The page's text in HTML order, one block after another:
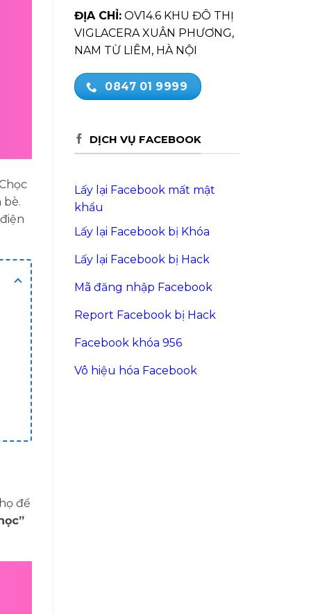
để
ĐỊA CHỈ: OV14.6 KHU ĐÔ THỊ
VIGLACERA XUÂN PHƯƠNG,
NAM TỪ LIÊM, HÀ NỘI
0847 01 9999
DỊCH VỤ FACEBOOK
Lấy lại Facebook mất mật
khẩu
Lấy lại Facebook bị Khóa
Lấy lại Facebook bị Hack
Mã đăng nhập Facebook
Report Facebook bị Hack
Facebook khóa 956
Vô hiệu hóa Facebook